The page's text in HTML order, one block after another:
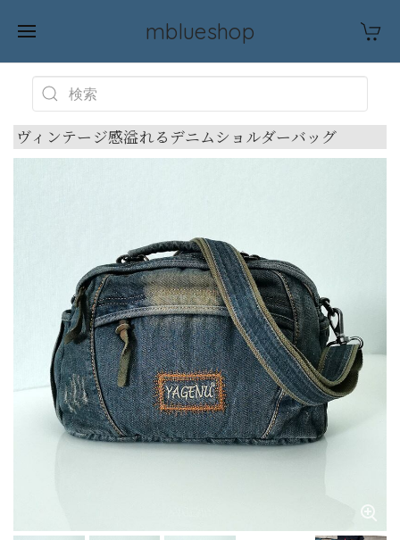
mblueshop
ヴィンテージ感溢れるデニムショルダーバッグ